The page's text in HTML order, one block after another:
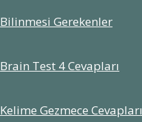
Bilinmesi Gerekenler
Brain Test 4 Cevapları
Kelime Gezmece Cevapları